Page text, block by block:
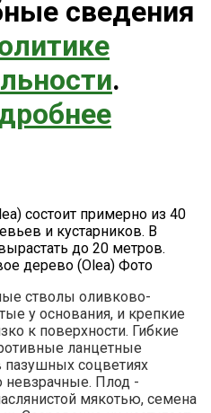
сведения
.
состоит примерно из 40
и кустарников. В
до 20 метров.
стволы оливково-
у основания, и крепкие
к поверхности. Гибкие
ланцетные
соцветиях
Плод -
мякотью, семена